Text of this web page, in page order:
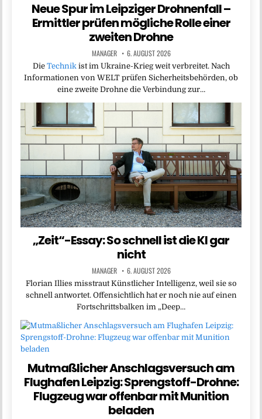
Neue Spur im Leipziger Drohnenfall –
Ermittler prüfen mögliche Rolle einer
zweiten Drohne
MANAGER 6. AUGUST 2026
Die Technikist im Ukraine-Krieg weit verbreitet. Nach
Informationen von WELT prüfen Sicherheitsbehörden, ob
eine zweite Drohne die Verbindung zur…
„Zeit“-Essay: So schnell ist die KI gar
nicht
MANAGER 6. AUGUST 2026
Florian Illies misstraut Künstlicher Intelligenz, weil sie so
schnell antwortet. Offensichtlich hat er noch nie auf einen
Fortschrittsbalken im „Deep…
Mutmaßlicher Anschlagsversuch am
Flughafen Leipzig: Sprengstoff-Drohne:
Flugzeug war offenbar mit Munition
beladen